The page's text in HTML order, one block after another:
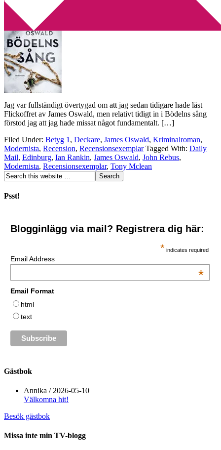
2016-06-26 byAnnika
Jag var fullständigt övertygad om att jag sedan tidigare hade läst
Flickoffret av James Oswald, men relativt tidigt in i Bödelns sång
förstod jag att jag hade missat något fundamentalt. […]
Filed Under: Betyg 1 , Deckare, James Oswald, Kriminalroman,
Modernista, Recension, Recensionsexemplar Tagged With: Daily
Mail, Edinburg, Ian Rankin, James Oswald, John Rebus,
Modernista, Recensionsexemplar, Tony Mclean
Psst!
Blogginlägg via mail? Registrera dig här:
* indicates required
Email Address
*
Email Format
html
text
Gästbok
Annika / 2026-05-10
Välkomna hit!
Besök gästbok
Missa inte min TV-blogg